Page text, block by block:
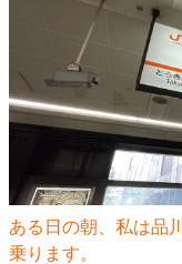
ある日の朝、私は品
乗ります。